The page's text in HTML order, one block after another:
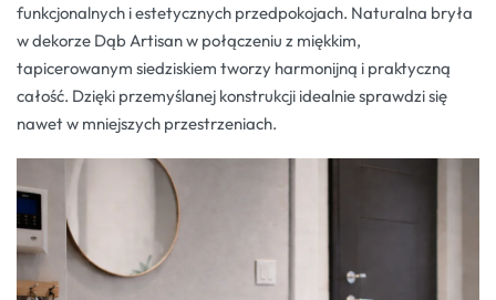
funkcjonalnych i estetycznych przedpokojach. Naturalna bryła
w dekorze Dąb Artisan w połączeniu z miękkim,
tapicerowanym siedziskiem tworzy harmonijną i praktyczną
całość. Dzięki przemyślanej konstrukcji idealnie sprawdzi się
nawet w mniejszych przestrzeniach.